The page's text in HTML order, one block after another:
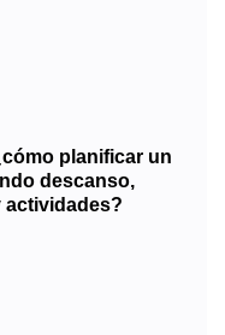
planificar un
descanso,